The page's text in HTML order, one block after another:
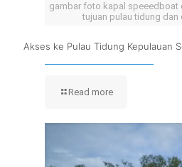
gambar foto kapal speeedboat
tujuan pulau tidung dan
Akses ke Pulau Tidung Kepulauan
Read more